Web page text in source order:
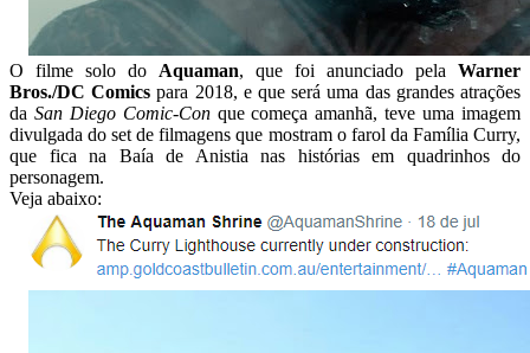
O filme solo do Aquaman, que foi anunciado pela Warner
Bros./DC Comics para 2018, e que será uma das grandes atrações
da San Diego Comic-Con que começa amanhã, teve uma imagem
divulgada do set de filmagens que mostram o farol da Família Curry,
que fica na Baía de Anistia nas histórias em quadrinhos do
personagem.
Veja abaixo: